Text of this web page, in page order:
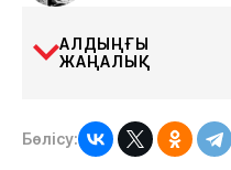
АЛДЫҢҒЫ
ЖАҢАЛЫҚ
Бөлісу: